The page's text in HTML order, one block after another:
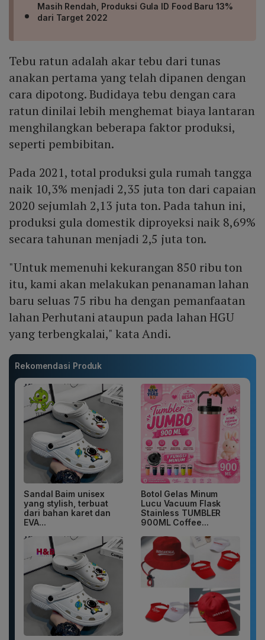
Masih Rendah, Produksi Gula ID Food Baru 13%
dari Target 2022
Tebu ratun adalah akar tebu dari tunas
anakan pertama yang telah dipanen dengan
cara dipotong. Budidaya tebu dengan cara
ratun dinilai lebih menghemat biaya lantaran
menghilangkan beberapa faktor produksi,
seperti pembibitan.
Pada 2021, total produksi gula rumah tangga
naik 10,3% menjadi 2,35 juta ton dari capaian
2020 sejumlah 2,13 juta ton. Pada tahun ini,
produksi gula domestik diproyeksi naik 8,69%
secara tahunan menjadi 2,5 juta ton.
"Untuk memenuhi kekurangan 850 ribu ton
itu, kami akan melakukan penanaman lahan
baru seluas 75 ribu ha dengan pemanfaatan
lahan Perhutani ataupun pada lahan HGU
yang terbengkalai," kata Andi.
Rekomendasi Produk
Sandal Baim unisex
yang stylish, terbuat
dari bahan karet dan
EVA...
Botol Gelas Minum
Lucu Vacuum Flask
Stainless TUMBLER
900ML Coffee...